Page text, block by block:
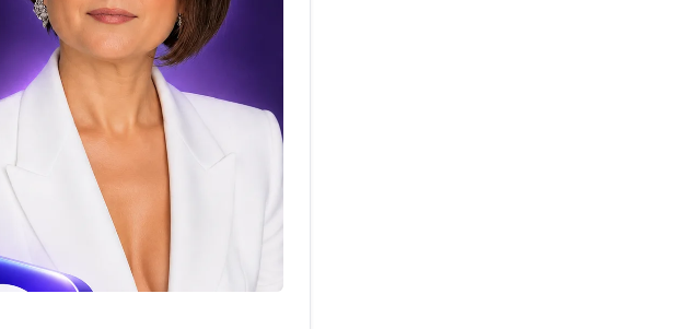
часть рутины.
страница
«поменяй заголовок»,
«нет, всё-таки первый».
навсегда
— и он
и мои «не хочу», и мои «я
лет. Не новой нейросети.
технологии начнут